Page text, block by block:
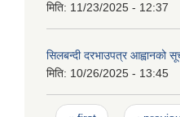
मिति: 11/23/2025 - 12:37
सिलबन्दी दरभाउपत्र आह्वानको
मिति: 10/26/2025 - 13:45